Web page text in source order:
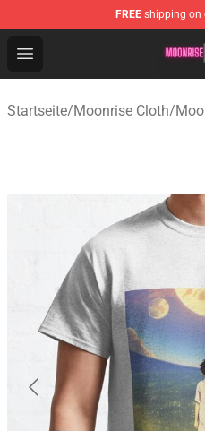
FREE shipping on
Open menu
Moonrise Store - Official
Startseite/Moonrise Cloth/